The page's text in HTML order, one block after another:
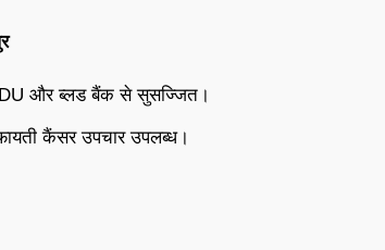
और ब्लड बैंक से सुसज्जित।
कैंसर उपचार उपलब्ध।